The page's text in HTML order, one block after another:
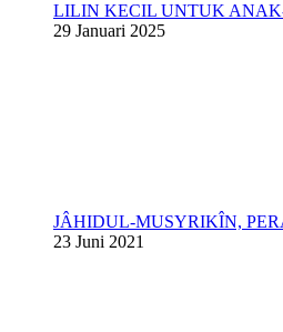
LILIN KECIL UNTUK
29 Januari 2025
JÂHIDUL-MUSYRIKÎN,
23 Juni 2021